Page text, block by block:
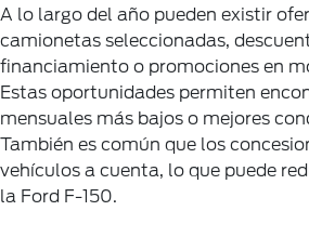
A lo largo del año pueden existir
camionetas seleccionadas,
financiamiento o promociones en
Estas oportunidades permiten
mensuales más bajos o mejores
También es común que los
vehículos a cuenta, lo que puede
la Ford F-150.